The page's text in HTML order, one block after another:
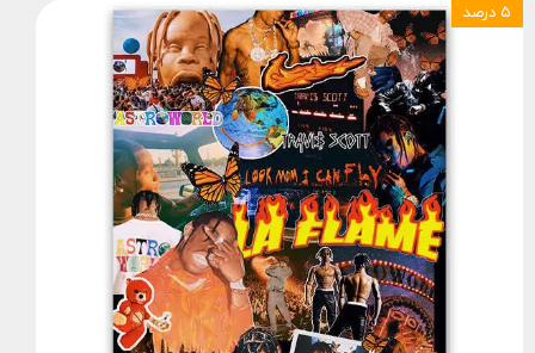
۵ درصد